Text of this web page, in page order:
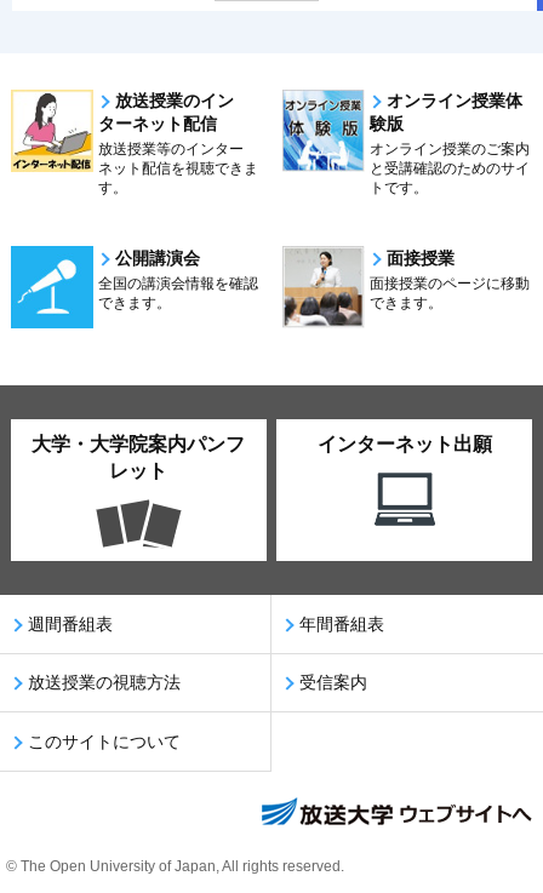
放送授業のイン
ターネット配信
放送授業等のインター
ネット配信を視聴できま
す。
オンライン授業体
験版
オンライン授業のご案内
と受講確認のためのサイ
トです。
公開講演会
全国の講演会情報を確認
できます。
面接授業
面接授業のページに移動
できます。
大学・大学院案内パンフ
レット
インターネット出願
週間番組表 年間番組表
放送授業の視聴方法 受信案内
このサイトについて
© The Open University of Japan, All rights reserved.